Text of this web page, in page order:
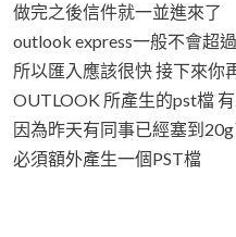
做完之後信件就一並進來了
outlook express一般不會超
所以匯入應該很快 接下來你
OUTLOOK 所產生的pst檔
因為昨天有同事已經塞到20g
必須額外產生一個PST檔